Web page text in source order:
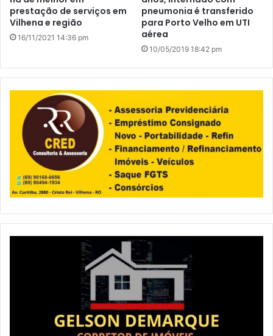
prestação de serviços em
Vilhena e região
16/11/2021 14:36 pm
pneumonia é transferido
para Porto Velho em UTI
aérea
10/05/2019 18:42 pm